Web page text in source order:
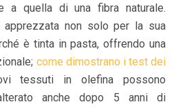
a quella di una fibra naturale.
apprezzata non solo per la sua
è tinta in pasta, offrendo una
come dimostrano i test dei
tessuti in olefina possono
anche dopo 5 anni di